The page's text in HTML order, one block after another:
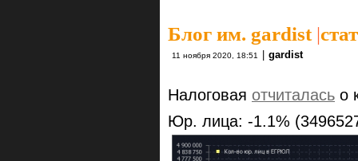
Блог им. gardist|
11 ноября 2020, 18:51 gardist
Налоговая отчиталась о
Юр. лица: -1.1%